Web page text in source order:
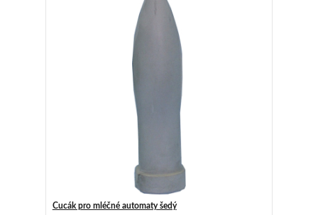
Cucák pro mléčné automaty šedý